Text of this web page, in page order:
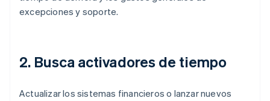
excepciones y soporte.
2. Busca activadores de tiempo
Actualizar los sistemas financieros o lanzar nuevos